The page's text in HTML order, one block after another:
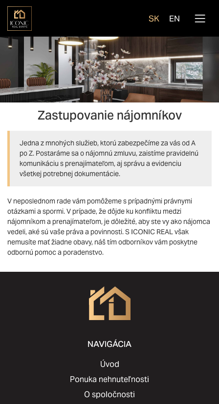
SK EN
Zastupovanie nájomníkov
Jedna z mnohých služieb, ktorú zabezpečíme za vás od A
po Z. Postaráme sa o nájomnú zmluvu, zaistíme pravidelnú
komunikáciu s prenajímateľom, aj správu a evidenciu
všetkej potrebnej dokumentácie.
V neposlednom rade vám pomôžeme s prípadnými právnymi
otázkami a spormi. V prípade, že dôjde ku konfliktu medzi
nájomníkom a prenajímateľom, je dôležité, aby ste vy ako nájomca
vedeli, aké sú vaše práva a povinnosti. S ICONIC REAL však
nemusíte mať žiadne obavy, náš tím odborníkov vám poskytne
odbornú pomoc a poradenstvo.
NAVIGÁCIA
Úvod
Ponuka nehnuteľnosti
O spoločnosti